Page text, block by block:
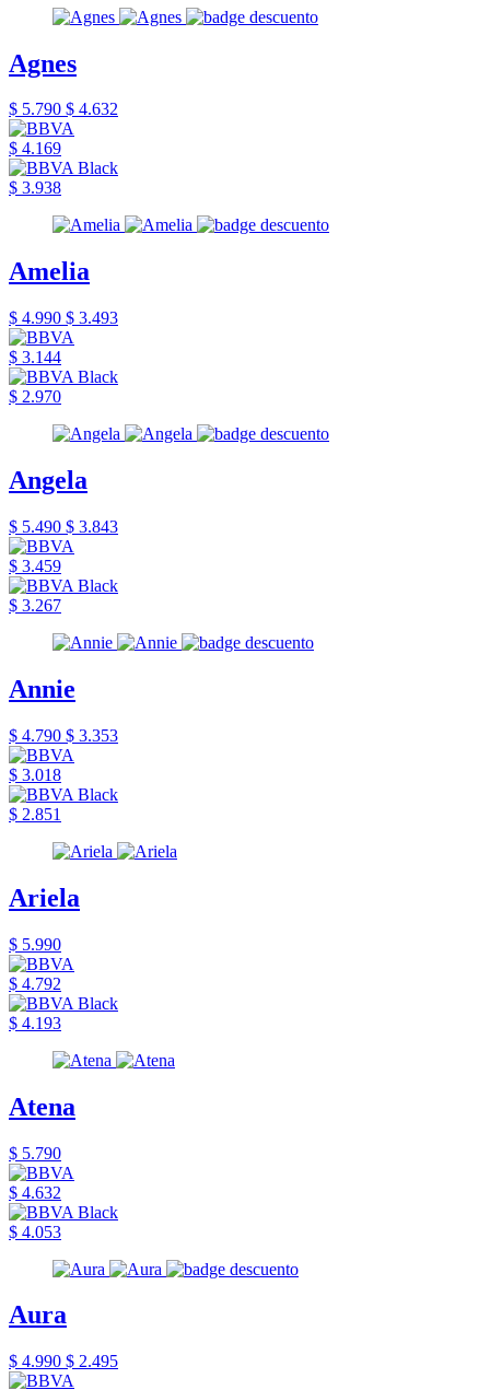
Agnes
$ 5.790 $ 4.632
$ 4.169
$ 3.938
Amelia
$ 4.990 $ 3.493
$ 3.144
$ 2.970
Angela
$ 5.490 $ 3.843
$ 3.459
$ 3.267
Annie
$ 4.790 $ 3.353
$ 3.018
$ 2.851
Ariela
$ 5.990
$ 4.792
$ 4.193
Atena
$ 5.790
$ 4.632
$ 4.053
Aura
$ 4.990 $ 2.495